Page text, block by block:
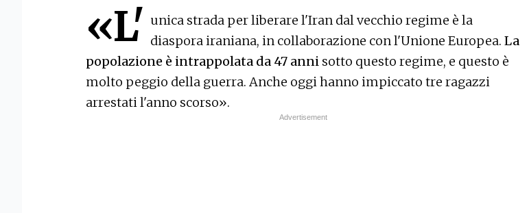
«L' unica strada per liberare l'Iran dal vecchio regime è la
diaspora iraniana, in collaborazione con l'Unione Europea. La
popolazione è intrappolata da 47 anni sotto questo regime, e questo è
molto peggio della guerra. Anche oggi hanno impiccato tre ragazzi
arrestati l'anno scorso».